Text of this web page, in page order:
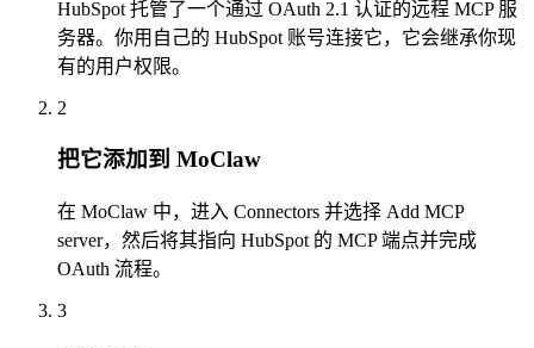
HubSpot 托管了一个通过 OAuth 2.1 认证的远程 MCP 服
务器。你用自己的 HubSpot 账号连接它，它会继承你现
有的用户权限。
2
把它添加到 MoClaw
在 MoClaw 中，进入 Connectors 并选择 Add MCP
server，然后将其指向 HubSpot 的 MCP 端点并完成
OAuth 流程。
3